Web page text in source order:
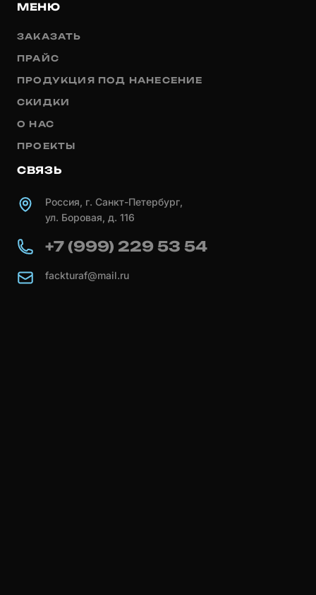
МЕНЮ
ЗАКАЗАТЬ
ПРАЙС
ПРОДУКЦИЯ ПОД НАНЕСЕНИЕ
СКИДКИ
О НАС
ПРОЕКТЫ
СВЯЗЬ
Россия, г. Санкт-Петербург,
ул. Боровая, д. 116
+7 (999) 229 53 54
fackturaf@mail.ru